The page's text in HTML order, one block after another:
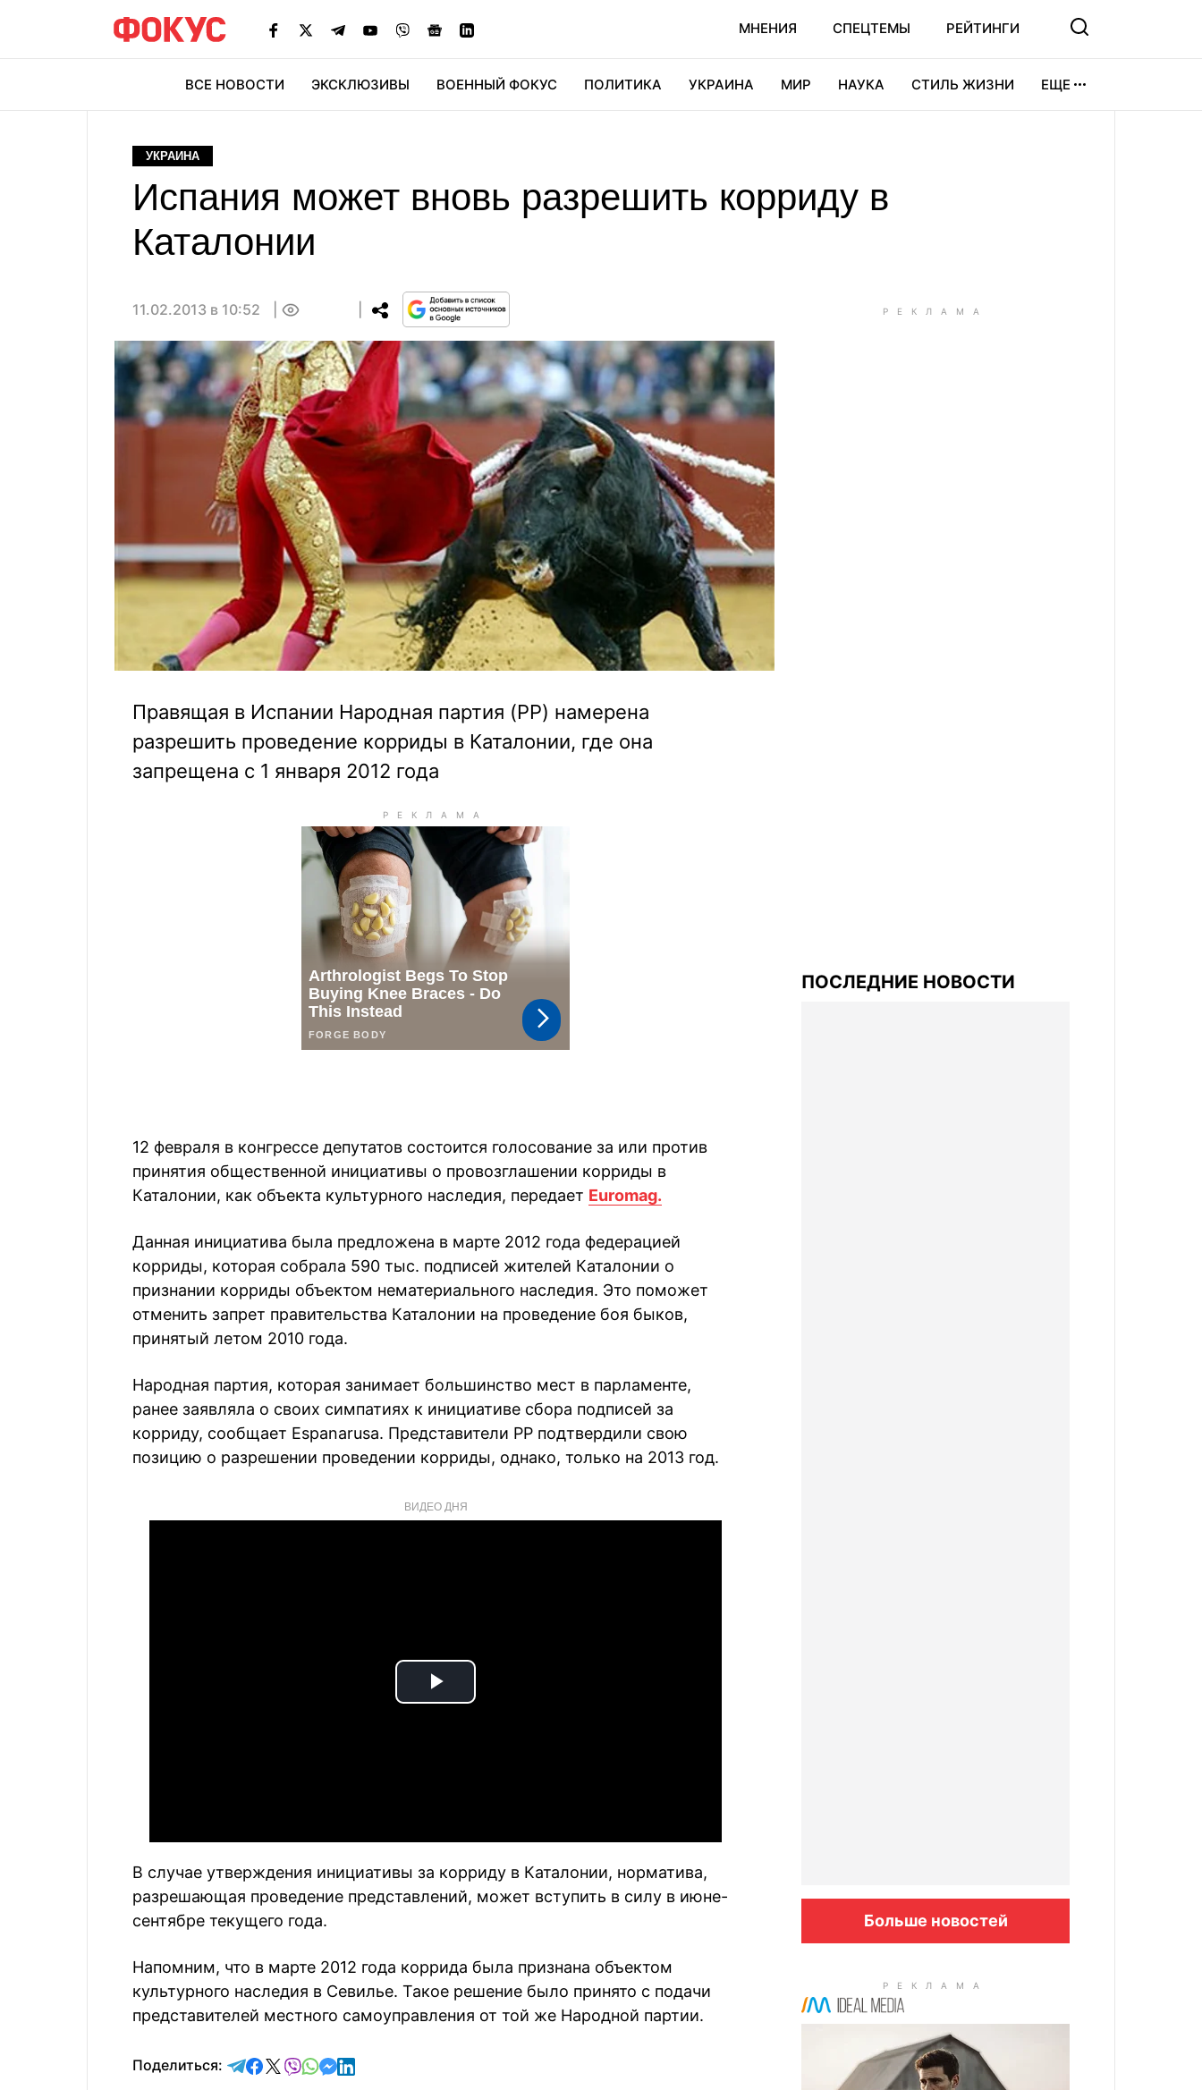
МНЕНИЯ СПЕЦТЕМЫ РЕЙТИНГИ
ВСЕ НОВОСТИ ЭКСКЛЮЗИВЫ ВОЕННЫЙ ФОКУС ПОЛИТИКА УКРАИНА МИР НАУКА СТИЛЬ ЖИЗНИ ЕЩЕ
УКРАИНА
Испания может вновь разрешить корриду в
Каталонии
11.02.2013 в 10:52
Правящая в Испании Народная партия (PP) намерена
разрешить проведение корриды в Каталонии, где она
запрещена с 1 января 2012 года
12 февраля в конгрессе депутатов состоится голосование за или против
принятия общественной инициативы о провозглашении корриды в
Каталонии, как объекта культурного наследия, передает Euromag.
Данная инициатива была предложена в марте 2012 года федерацией
корриды, которая собрала 590 тыс. подписей жителей Каталонии о
признании корриды объектом нематериального наследия. Это поможет
отменить запрет правительства Каталонии на проведение боя быков,
принятый летом 2010 года.
Народная партия, которая занимает большинство мест в парламенте,
ранее заявляла о своих симпатиях к инициативе сбора подписей за
корриду, сообщает Espanarusa. Представители PP подтвердили свою
позицию о разрешении проведении корриды, однако, только на 2013 год.
ВИДЕО ДНЯ
Play
В случае утверждения инициативы за корриду в Каталонии, норматива,
разрешающая проведение представлений, может вступить в силу в июне-
сентябре текущего года.
Напомним, что в марте 2012 года коррида была признана объектом
культурного наследия в Севилье. Такое решение было принято с подачи
представителей местного самоуправления от той же Народной партии.
Поделиться: отправить в Telegram
поделиться в Facebook
поделиться в X
отправить в Viber
отправить в Whatsapp
отправить в Messenger
отправить в LinkedIn
ПОСЛЕДНИЕ НОВОСТИ
Больше новостей